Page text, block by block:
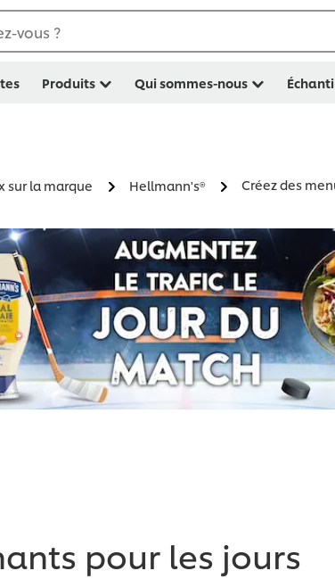
vous ?
Produits Qui sommes-nous
sur la marque Hellmann's® Créez des
pour les jours